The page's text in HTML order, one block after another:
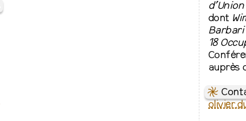
d’Union
dont
Barbari
18
auprès
⇋